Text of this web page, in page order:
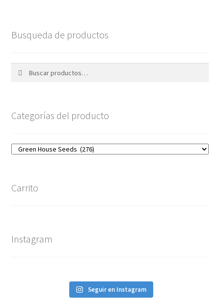
Busqueda de productos
Categorías del producto
Carrito
Instagram
Seguir en Instagram